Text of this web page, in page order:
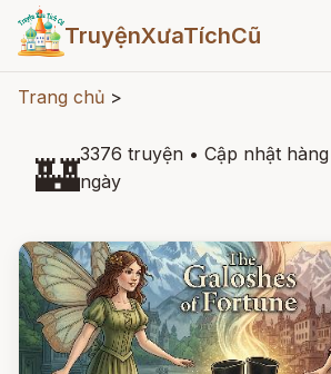
TruyệnXưaTíchCũ
Trang chủ >
🏰3376 truyện • Cập nhật hàng
ngày